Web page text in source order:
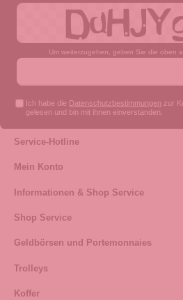
Um weiterzugehen, geben Sie die oben
Ich habe die Datenschutzbestimmungen zur
gelesen und bin mit ihnen einverstanden.
Service-Hotline
Mein Konto
Informationen & Shop Service
Shop Service
Geldbörsen und Portemonnaies
Trolleys
Koffer